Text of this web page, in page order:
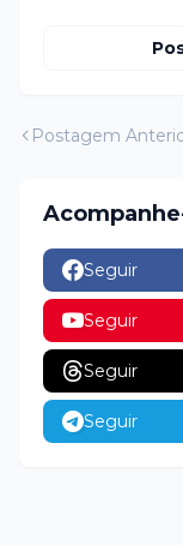
Postagem
Seguir
Seguir
Seguir
Seguir